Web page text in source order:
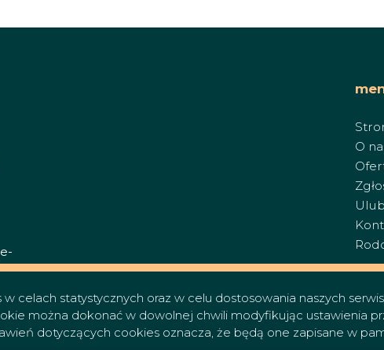
O
celach statystycznych oraz w celu dostosowania naszych
można dokonać w dowolnej chwili modyfikując ustawienia
dotyczących cookies oznacza, że będą one zapisane w